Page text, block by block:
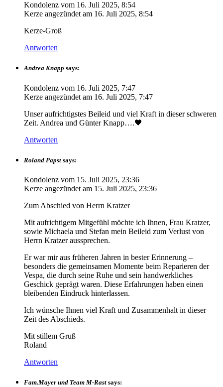
Kondolenz vom 16. Juli 2025, 8:54
Kerze angezündet am 16. Juli 2025, 8:54
Kerze-Groß
Antworten
Andrea Knapp says:
Kondolenz vom 16. Juli 2025, 7:47
Kerze angezündet am 16. Juli 2025, 7:47
Unser aufrichtigstes Beileid und viel Kraft in dieser schweren
Zeit. Andrea und Günter Knapp….🖤
Antworten
Roland Papst says:
Kondolenz vom 15. Juli 2025, 23:36
Kerze angezündet am 15. Juli 2025, 23:36
Zum Abschied von Herrn Kratzer
Mit aufrichtigem Mitgefühl möchte ich Ihnen, Frau Kratzer,
sowie Michaela und Stefan mein Beileid zum Verlust von
Herrn Kratzer aussprechen.
Er war mir aus früheren Jahren in bester Erinnerung –
besonders die gemeinsamen Momente beim Reparieren der
Vespa, die durch seine Ruhe und sein handwerkliches
Geschick geprägt waren. Diese Erfahrungen haben einen
bleibenden Eindruck hinterlassen.
Ich wünsche Ihnen viel Kraft und Zusammenhalt in dieser
Zeit des Abschieds.
Mit stillem Gruß
Roland
Antworten
Fam.Mayer und Team M-Rast says: